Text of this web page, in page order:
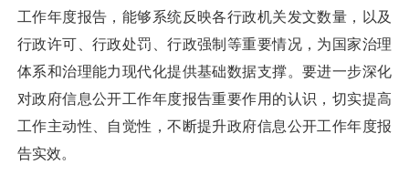
工作年度报告，能够系统反映各行政机关发文数量，以及
行政许可、行政处罚、行政强制等重要情况，为国家治理
体系和治理能力现代化提供基础数据支撑。要进一步深化
对政府信息公开工作年度报告重要作用的认识，切实提高
工作主动性、自觉性，不断提升政府信息公开工作年度报
告实效。